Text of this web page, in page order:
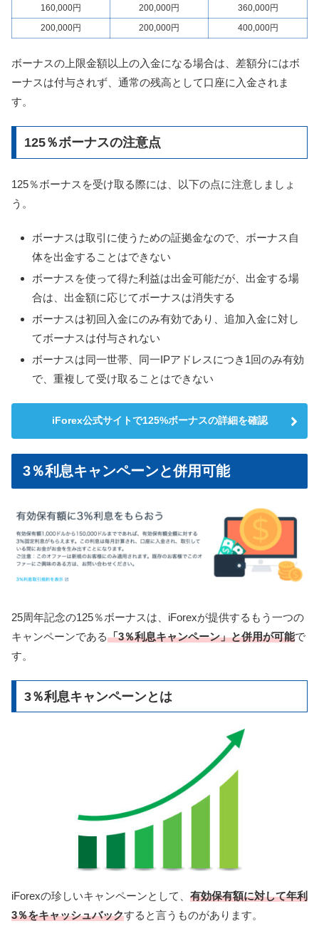
160,000円 200,000円
360,000円
200,000円
200,000円 400,000円
ボーナスの上限金額以上の入金になる場合は、差額分にはボ
ーナスは付与されず、通常の残高として口座に入金されま
す。
125％ボーナスの注意点
125％ボーナスを受け取る際には、以下の点に注意しましょ
う。
ボーナスは取引に使うための証拠金なので、ボーナス自
体を出金することはできない
ボーナスを使って得た利益は出金可能だが、出金する場
合は、出金額に応じてボーナスは消失する
ボーナスは初回入金にのみ有効であり、追加入金に対し
てボーナスは付与されない
ボーナスは同一世帯、同一IPアドレスにつき1回のみ有効
で、重複して受け取ることはできない
iForex公式サイトで125%ボーナスの詳細を確認
3％利息キャンペーンと併用可能
25周年記念の125％ボーナスは、iForexが提供するもう一つの
キャンペーンである「3％利息キャンペーン」と併用が可能で
す。
3％利息キャンペーンとは
iForexの珍しいキャンペーンとして、 有効保有額に対して年利
3％をキャッシュバックすると言うものがあります。